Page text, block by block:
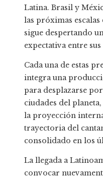
Latina. Brasil y
las próximas
sigue despertando
expectativa entre
Cada una de estas
integra una
para desplazarse
ciudades del
la proyección
trayectoria del
consolidado en los
La llegada a
convocar